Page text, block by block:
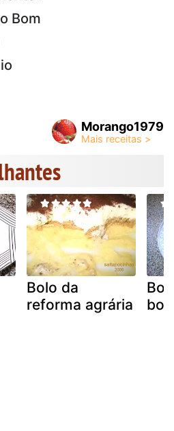
Bom
Morango1979
Bolo da
reforma agrária